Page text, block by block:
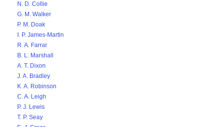
N. D. Collie
G. M. Walker
P. M. Doak
I. P. James-Martin
R. A. Farrar
B. L. Marshall
A. T. Dixon
J. A. Bradley
K. A. Robinson
C. A. Leigh
P. J. Lewis
T. P. Seay